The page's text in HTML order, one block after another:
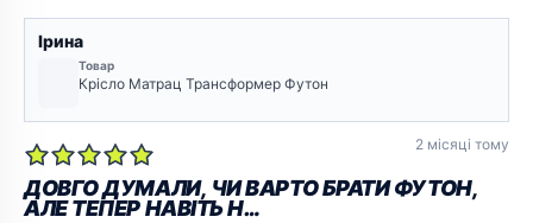
Ірина
Товар
Крісло Матрац Трансформер Футон
2 місяці тому
ДОВГО ДУМАЛИ, ЧИ ВАРТО БРАТИ ФУТОН,
АЛЕ ТЕПЕР НАВІТЬ Н…